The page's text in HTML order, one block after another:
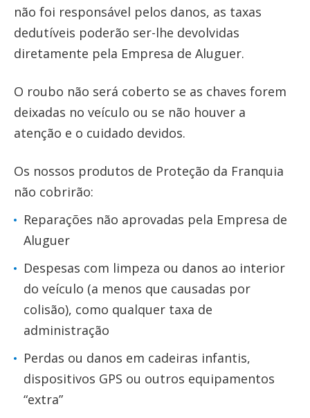
não foi responsável pelos danos, as taxas
dedutíveis poderão ser-lhe devolvidas
diretamente pela Empresa de Aluguer.
O roubo não será coberto se as chaves forem
deixadas no veículo ou se não houver a
atenção e o cuidado devidos.
Os nossos produtos de Proteção da Franquia
não cobrirão:
Reparações não aprovadas pela Empresa de
Aluguer
Despesas com limpeza ou danos ao interior
do veículo (a menos que causadas por
colisão), como qualquer taxa de
administração
Perdas ou danos em cadeiras infantis,
dispositivos GPS ou outros equipamentos
“extra”